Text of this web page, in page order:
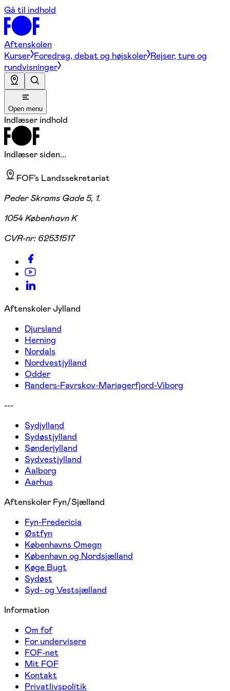
Gå til indhold
Aftenskolen
Kurser Foredrag, debat og højskoler Rejser, ture og
rundvisninger
Open menu
Indlæser indhold
Indlæser siden...
FOF's Landssekretariat
Peder Skrams Gade 5, 1.
1054 København K
CVR-nr: 62531517
Aftenskoler Jylland
Djursland
Herning
Nordals
Nordvestjylland
Odder
Randers-Favrskov-Mariagerfjord-Viborg
---
Sydjylland
Sydøstjylland
Sønderjylland
Sydvestjylland
Aalborg
Aarhus
Aftenskoler Fyn/Sjælland
Fyn-Fredericia
Østfyn
Københavns Omegn
København og Nordsjælland
Køge Bugt
Sydøst
Syd- og Vestsjælland
Information
Om fof
For undervisere
FOF-net
Mit FOF
Kontakt
Privatlivspolitik